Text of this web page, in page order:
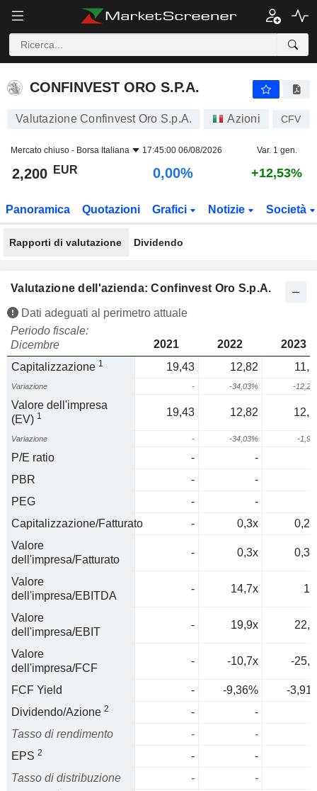
CONFINVEST ORO S.P.A.
CONFINVEST ORO S.P.A.
Valutazione Confinvest Oro S.p.A. Azioni CFV
Mercato chiuso - Borsa Italiana 17:45:00 06/08/2026 Var. 1 gen.
2,200 EUR 0,00% +12,53%
Panoramica Quotazioni Grafici Notizie Società
Rapporti di valutazione Dividendo
Valutazione dell'azienda: Confinvest Oro S.p.A.
Dati adeguati al perimetro attuale
Periodo fiscale:
Dicembre
2021 2022
2023
Capitalizzazione 1 19,43 12,82
Variazione - -34,03% -
Valore dell'impresa
(EV) 1 19,43 12,82
Variazione - -34,03% -
P/E ratio -
-
PBR
-
-
PEG
-
-
Capitalizzazione/Fatturato
- 0,3x
Valore
dell'impresa/Fatturato
- 0,3x
Valore
dell'impresa/EBITDA
- 14,7x
Valore
dell'impresa/EBIT
- 19,9x
Valore
dell'impresa/FCF
- -10,7x -
FCF Yield - -9,36%
-
Dividendo/Azione 2 -
-
Tasso di rendimento
-
-
EPS 2 -
-
Tasso di distribuzione
-
-